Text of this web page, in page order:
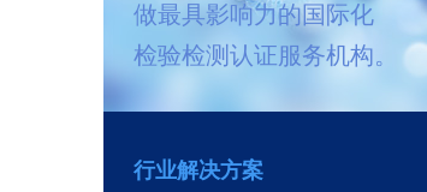
更多
做最具影响力的国际化
检验检测认证服务机构。
行业解决方案